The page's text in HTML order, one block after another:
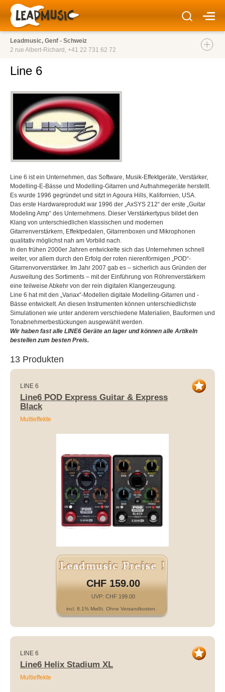
Leadmusic, Genf - Schweiz
2 rue Albert-Richard, +41 22 731 62 72
Line 6
Line 6 ist ein Unternehmen, das Software, Musik-Effektgeräte, Verstärker,
Modelling-E-Bässe und Modelling-Gitarren und Aufnahmegeräte herstellt.
Es wurde 1996 gegründet und sitzt in Agoura Hills, Kalifornien, USA.
Das erste Hardwareprodukt war 1996 der „AxSYS 212“ der erste „Guitar
Modeling Amp“ des Unternehmens. Dieser Verstärkertypus bildet den
Klang von unterschiedlichen klassischen und modernen
Gitarrenverstärkern, Effektpedalen, Gitarrenboxen und Mikrophonen
qualitativ möglichst nah am Vorbild nach.
In den frühen 2000er Jahren entwickelte sich das Unternehmen schnell
weiter, vor allem durch den Erfolg der roten nierenförmigen „POD“-
Gitarrenvorverstärker. Im Jahr 2007 gab es – sicherlich aus Gründen der
Ausweitung des Sortiments – mit der Einführung von Röhrenverstärkern
eine teilweise Abkehr von der rein digitalen Klangerzeugung.
Line 6 hat mit den „Variax“-Modellen digitale Modelling-Gitarren und -
Bässe entwickelt. An diesen Instrumenten können unterschiedlichste
Simulationen wie unter anderem verschiedene Materialien, Bauformen und
Tonabnehmerbestückungen ausgewählt werden.
Wir haben fast alle LINE6 Geräte an lager und können alle Artikeln
bestellen zum besten Preis.
13 Produkten
LINE 6
Line6 POD Express Guitar & Express
Black
Multieffekte
CHF 159.00
UVP: CHF 199.00
incl. 8.1% MwSt. Ohne Versandkosten.
LINE 6
Line6 Helix Stadium XL
Multieffekte